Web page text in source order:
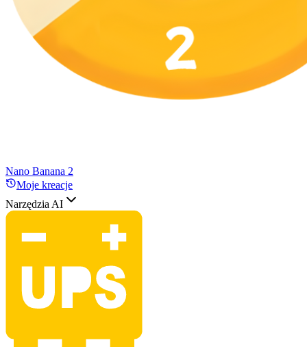
Nano Banana 2
Moje kreacje
Narzędzia AI